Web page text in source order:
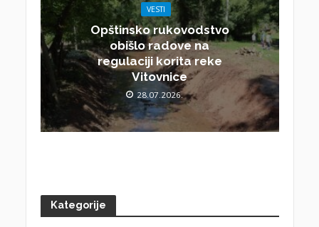
VESTI
Opštinsko rukovodstvo
obišlo radove na
regulaciji korita reke
Vitovnice
28.07.2026.
Kategorije